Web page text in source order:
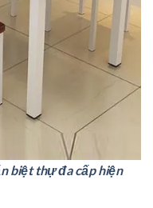
biệt thự đa cấp hiện